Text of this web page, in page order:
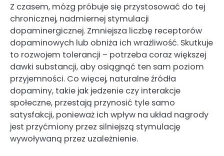
Z czasem, mózg próbuje się przystosować do tej
chronicznej, nadmiernej stymulacji
dopaminergicznej. Zmniejsza liczbę receptorów
dopaminowych lub obniża ich wrażliwość. Skutkuje
to rozwojem tolerancji – potrzeba coraz większej
dawki substancji, aby osiągnąć ten sam poziom
przyjemności. Co więcej, naturalne źródła
dopaminy, takie jak jedzenie czy interakcje
społeczne, przestają przynosić tyle samo
satysfakcji, ponieważ ich wpływ na układ nagrody
jest przyćmiony przez silniejszą stymulację
wywoływaną przez uzależnienie.